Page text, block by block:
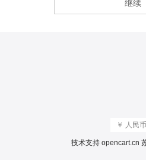
继续
￥ 人民币
技术支持 opencart.cn